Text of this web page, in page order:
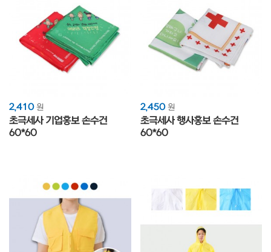
2,410 원
초극세사 기업홍보 손수건
60*60
2,450 원
초극세사 행사홍보 손수건
60*60